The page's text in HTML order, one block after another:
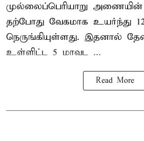
முல்லைப்பெரியாறு அணையின்
தற்போது வேகமாக உயர்ந்து
நெருங்கியுள்ளது. இதனால்
உள்ளிட்ட 5 மாவட ...
Read More